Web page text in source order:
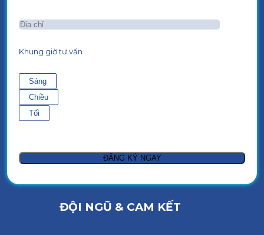
Khung giờ tư vấn
Sáng
Chiều
Tối
ĐỘI NGŨ & CAM KẾT